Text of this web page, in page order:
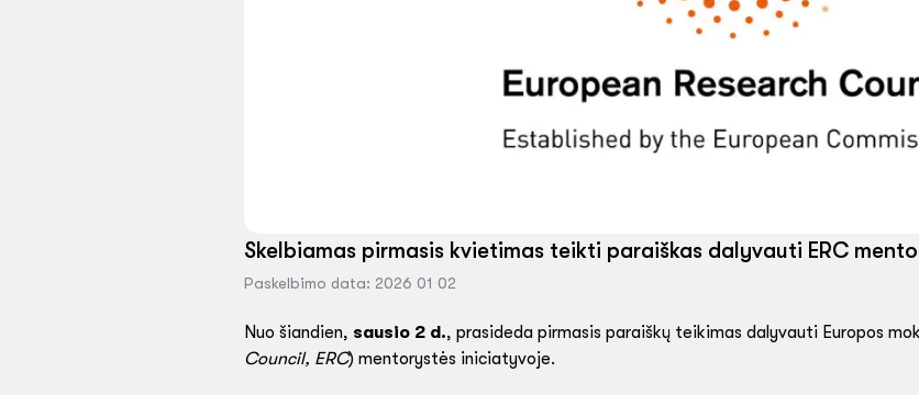
Skelbiamas pirmasis kvietimas teikti paraiškas dalyvauti ERC
Paskelbimo data: 2026 01 02
Nuo šiandien, sausio 2 d., prasideda pirmasis paraiškų teikimas dalyvauti Europos
Council, ERC) mentorystės iniciatyvoje.